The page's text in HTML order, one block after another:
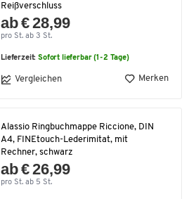
Reißverschluss
ab € 28,99
pro St. ab 3 St.
Lieferzeit:Sofort lieferbar (1-2 Tage)
Vergleichen Merken
Alassio Ringbuchmappe Riccione, DIN
A4, FINEtouch-Lederimitat, mit
Rechner, schwarz
ab € 26,99
pro St. ab 5 St.